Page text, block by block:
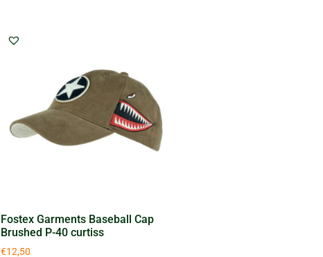
Fostex Garments Baseball Cap
Brushed P-40 curtiss
€12,50